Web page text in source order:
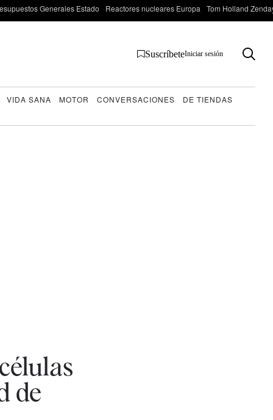
Generales Estado Reactores nucleares Europa Tom Holland
SuscríbeteIniciar sesión
VIDA SANA MOTOR CONVERSACIONES
DE TIENDAS
de